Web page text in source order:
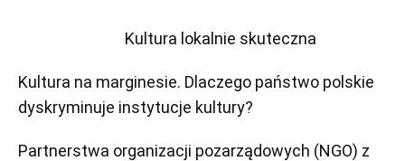
Kultura lokalnie skuteczna
Kultura na marginesie. Dlaczego państwo polskie
dyskryminuje instytucje kultury?
Partnerstwa organizacji pozarządowych (NGO) z